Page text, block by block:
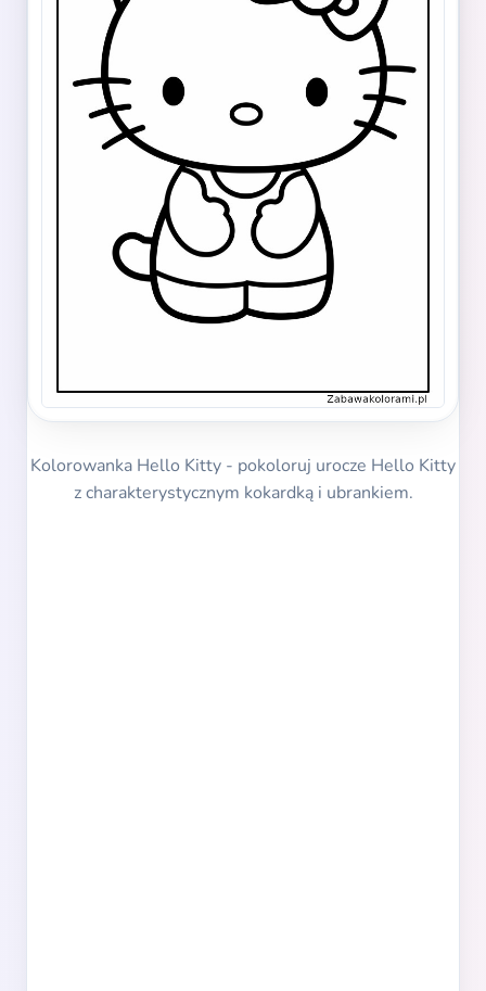
Kolorowanka Hello Kitty - pokoloruj urocze Hello Kitty
z charakterystycznym kokardką i ubrankiem.